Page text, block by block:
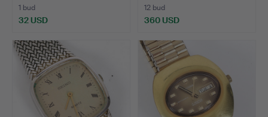
1 bud
32 USD
12 bud
360 USD